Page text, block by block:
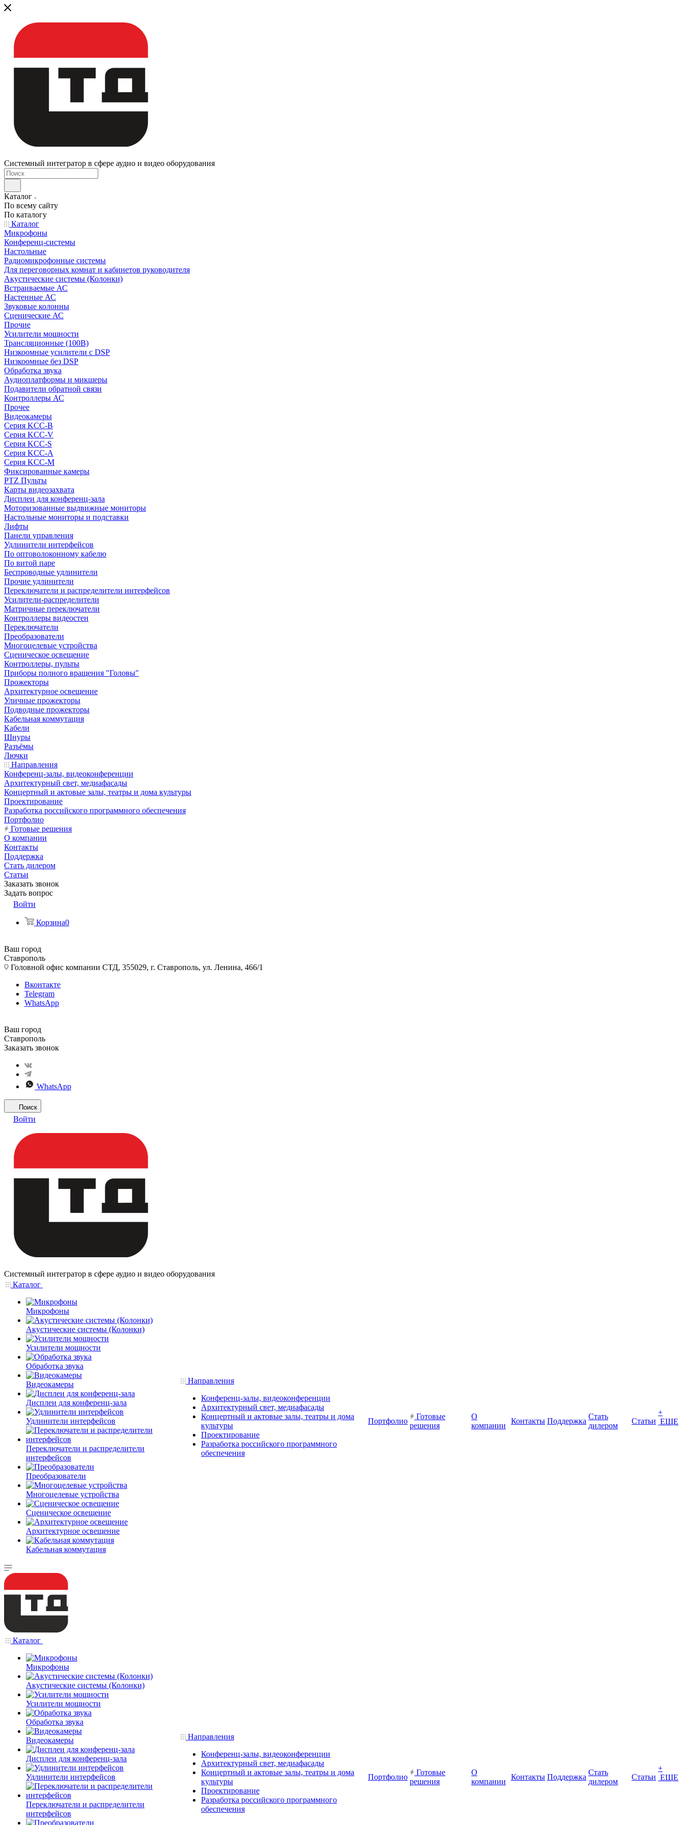
Системный интегратор в сфере аудио и видео оборудования
Каталог
По всему сайту
По каталогу
Каталог
Микрофоны
Конференц-системы
Настольные
Радиомикрофонные системы
Для переговорных комнат и кабинетов руководителя
Акустические системы (Колонки)
Встраиваемые АС
Настенные АС
Звуковые колонны
Сценические АС
Прочие
Усилители мощности
Трансляционные (100В)
Низкоомные усилители с DSP
Низкоомные без DSP
Обработка звука
Аудиоплатформы и микшеры
Подавители обратной связи
Контроллеры АС
Прочее
Видеокамеры
Серия KCC-B
Серия KCC-V
Серия KCC-S
Серия KCC-A
Серия KCC-M
Фиксированные камеры
PTZ Пульты
Карты видеозахвата
Дисплеи для конференц-зала
Моторизованные выдвижные мониторы
Настольные мониторы и подставки
Лифты
Панели управления
Удлинители интерфейсов
По оптоволоконному кабелю
По витой паре
Беспроводные удлинители
Прочие удлинители
Переключатели и распределители интерфейсов
Усилители-распределители
Матричные переключатели
Контроллеры видеостен
Переключатели
Преобразователи
Многоцелевые устройства
Сценическое освещение
Контроллеры, пульты
Приборы полного вращения "Головы"
Прожекторы
Архитектурное освещение
Уличные прожекторы
Подводные прожекторы
Кабельная коммутация
Кабели
Шнуры
Разъёмы
Лючки
Направления
Конференц-залы, видеоконференции
Архитектурный свет, медиафасады
Концертный и актовые залы, театры и дома культуры
Проектирование
Разработка российского программного обеспечения
Портфолио
Готовые решения
О компании
Контакты
Поддержка
Стать дилером
Статьи
Заказать звонок
Задать вопрос
Войти
Корзина0
Ваш город
Ставрополь
Головной офис компании СТД, 355029, г. Ставрополь, ул. Ленина, 466/1
Вконтакте
Telegram
WhatsApp
Ваш город
Ставрополь
Заказать звонок
WhatsApp
Поиск
Войти
Системный интегратор в сфере аудио и видео оборудования
Каталог
Микрофоны
Акустические системы (Колонки)
Усилители мощности
Обработка звука
Видеокамеры
Дисплеи для конференц-зала
Удлинители интерфейсов
Переключатели и распределители
интерфейсов
Преобразователи
Многоцелевые устройства
Сценическое освещение
Архитектурное освещение
Кабельная коммутация
Направления
Конференц-залы, видеоконференции
Архитектурный свет, медиафасады
Концертный и актовые залы, театры и дома
культуры
Проектирование
Разработка российского программного
обеспечения
Портфолио
Готовые
решения
О
компании
Контакты Поддержка
Стать
дилером
Статьи
+
ЕЩЕ
Каталог
Микрофоны
Акустические системы (Колонки)
Усилители мощности
Обработка звука
Видеокамеры
Дисплеи для конференц-зала
Удлинители интерфейсов
Переключатели и распределители
интерфейсов
Направления
Конференц-залы, видеоконференции
Архитектурный свет, медиафасады
Концертный и актовые залы, театры и дома
культуры
Проектирование
Разработка российского программного
обеспечения
Портфолио
Готовые
решения
О
компании
Контакты Поддержка
Стать
дилером
Статьи
+
ЕЩЕ